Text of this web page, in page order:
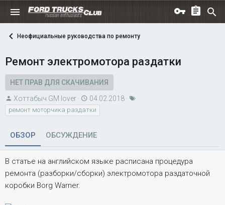
Неофициальные руководства по ремонту
Ремонт электромотора раздатки
НЕТ ПРАВ ДЛЯ СКАЧИВАНИЯ
А
в
о
Хоттабыч GM lover
Д
а
а
з
д
04.02.2018
ремонт моторчика раздатки
ОБЗОР ОБСУЖДЕНИЕ
В статье на английском языке расписана процедура
ремонта (разборки/сборки) электромотора раздаточной
коробки Borg Warner.